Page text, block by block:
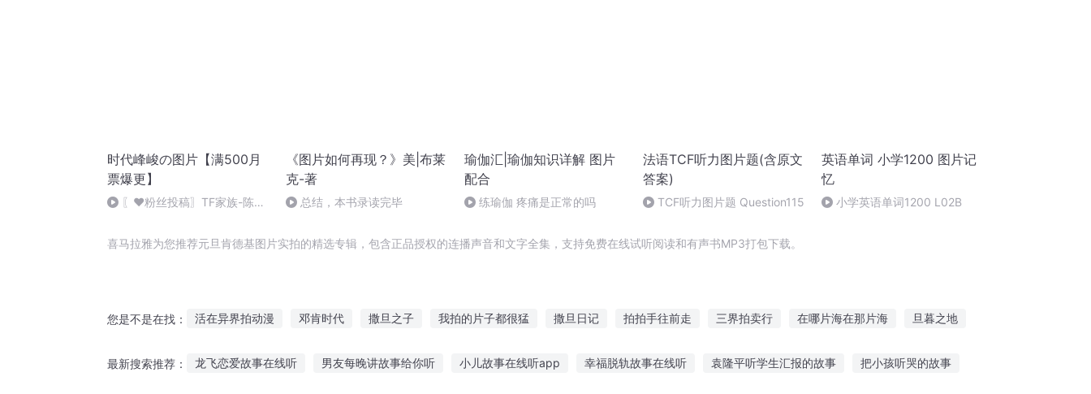
时代峰峻の图片【满500月
票爆更】
〖❤️粉丝投稿〗TF家族-陈思
《图片如何再现？》美|布莱
克-著
总结，本书录读完毕
瑜伽汇|瑜伽知识详解 图片
配合
练瑜伽 疼痛是正常的吗
法语TCF听力图片题(含原文
答案)
TCF听力图片题 Question115
英语单词 小学1200 图片记
忆
小学英语单词1200 L02B
喜马拉雅为您推荐元旦肯德基图片实拍的精选专辑，包含正品授权的连播声音和文字全集，支持免费在线试听阅读和有声书MP3打包下载。
您是不是在找： 活在异界拍动漫 邓肯时代 撒旦之子 我拍的片子都很猛 撒旦日记 拍拍手往前走 三界拍卖行 在哪片海在那片海 旦暮之地
最新搜索推荐： 龙飞恋爱故事在线听 男友每晚讲故事给你听 小儿故事在线听app 幸福脱轨故事在线听 袁隆平听学生汇报的故事 把小孩听哭的故事